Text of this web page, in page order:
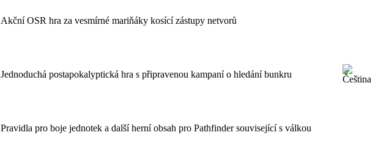
Akční OSR hra za vesmírné mariňáky kosící zástupy netvorů
Jednoduchá postapokalyptická hra s připravenou kampaní o hledání bunkru
Pravidla pro boje jednotek a další herní obsah pro Pathfinder související s válkou